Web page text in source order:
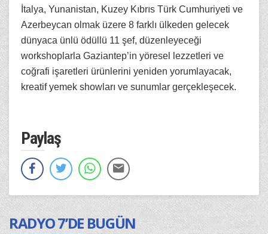
İtalya, Yunanistan, Kuzey Kıbrıs Türk Cumhuriyeti ve
Azerbeycan olmak üzere 8 farklı ülkeden gelecek
dünyaca ünlü ödüllü 11 şef, düzenleyeceği
workshoplarla Gaziantep’in yöresel lezzetleri ve
coğrafi işaretleri ürünlerini yeniden yorumlayacak,
kreatif yemek showları ve sunumlar gerçekleşecek.
Paylaş
RADYO 7’DE BUGÜN